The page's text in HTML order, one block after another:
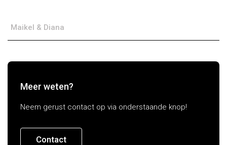
Maikel & Diana
Meer weten?
Neem gerust contact op via onderstaande knop!
Contact